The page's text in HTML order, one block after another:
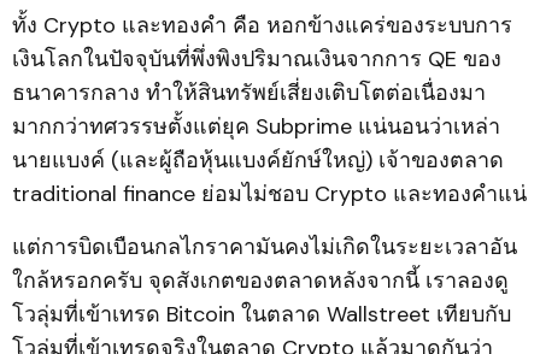
ทั้ง Crypto และทองคำ คือ หอกข้างแคร่ของระบบการ
เงินโลกในปัจจุบันที่พึ่งพิงปริมาณเงินจากการ QE ของ
ธนาคารกลาง ทำให้สินทรัพย์เสี่ยงเติบโตต่อเนื่องมา
มากกว่าทศวรรษตั้งแต่ยุค Subprime แน่นอนว่าเหล่า
นายแบงค์ (และผู้ถือหุ้นแบงค์ยักษ์ใหญ่) เจ้าของตลาด
traditional finance ย่อมไม่ชอบ Crypto และทองคำแน่
แต่การบิดเบือนกลไกราคามันคงไม่เกิดในระยะเวลาอัน
ใกล้หรอกครับ จุดสังเกตของตลาดหลังจากนี้ เราลองดู
โวลุ่มที่เข้าเทรด Bitcoin ในตลาด Wallstreet เทียบกับ
โวลุ่มที่เข้าเทรดจริงในตลาด Crypto แล้วมาดูกันว่า